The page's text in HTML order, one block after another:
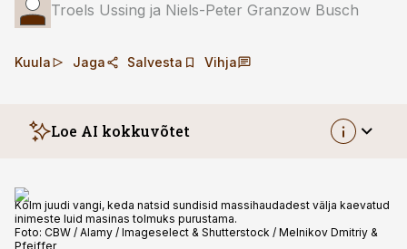
Troels Ussing ja Niels-Peter Granzow Busch
Kuula Jaga Salvesta Vihja
Loe AI kokkuvõtet
Kolm juudi vangi, keda natsid sundisid massihaudadest välja kaevatud
inimeste luid masinas tolmuks purustama.
Foto: CBW / Alamy / Imageselect & Shutterstock / Melnikov Dmitriy &
Pfeiffer